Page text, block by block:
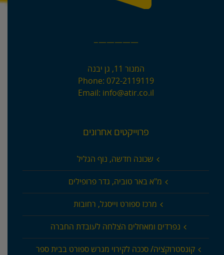
—————–
המנור 11, גן יבנה
Phone: 072-2119119
Email: info@atir.co.il
פרוייקטים אחרונים
שכונה חדשה, נוף הגליל
מ"א באר טוביה, גדר פרופילים
מרכז ספורט וייסגל, רחובות
נפרדים ומאחלים הצלחה לעובדת החברה
קונסטרוקציה/ סככה לקירוי מגרש ספורט בבית ספר